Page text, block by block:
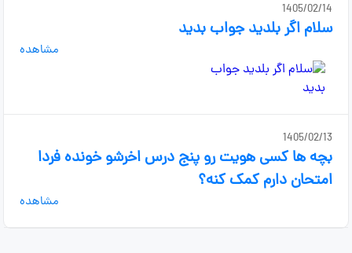
1405/02/14
سلام اگر بلدید جواب بدید
مشاهده
1405/02/13
بچه ها کسی هویت رو پنج درس اخرشو خونده فردا
امتحان دارم کمک کنه؟
مشاهده